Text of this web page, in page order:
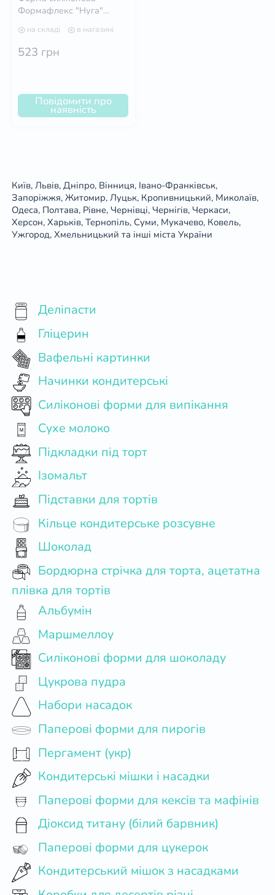
Формафлекс "Нуга"
на складі в магазині
523 грн
Повідомити про
наявність
Київ, Львів, Дніпро, Вінниця, Івано-Франківськ,
Запоріжжя, Житомир, Луцьк, Кропивницький, Миколаїв,
Одеса, Полтава, Рівне, Чернівці, Чернігів, Черкаси,
Херсон, Харьків, Тернопіль, Суми, Мукачево, Ковель,
Ужгород, Хмельницький та інші міста України
Деліпасти
Гліцерин
Вафельні картинки
Начинки кондитерські
Силіконові форми для випікання
Сухе молоко
Підкладки під торт
Ізомальт
Підставки для тортів
Кільце кондитерське розсувне
Шоколад
плівка для тортів
Альбумін
Маршмеллоу
Силіконові форми для шоколаду
Цукрова пудра
Набори насадок
Паперові форми для пирогів
Пергамент (укр)
Кондитерські мішки і насадки
Паперові форми для кексів та мафінів
Діоксид титану (білий барвник)
Паперові форми для цукерок
Кондитерський мішок з насадками